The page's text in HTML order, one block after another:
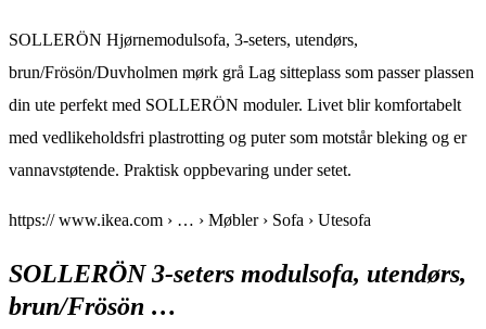
SOLLERÖN Hjørnemodulsofa, 3-seters, utendørs,
brun/Frösön/Duvholmen mørk grå Lag sitteplass som passer plassen
din ute perfekt med SOLLERÖN moduler. Livet blir komfortabelt
med vedlikeholdsfri plastrotting og puter som motstår bleking og er
vannavstøtende. Praktisk oppbevaring under setet.
https:// www.ikea.com › … › Møbler › Sofa › Utesofa
SOLLERÖN 3-seters modulsofa, utendørs,
brun/Frösön …